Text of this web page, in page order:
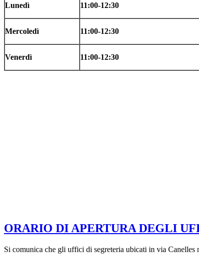
Lunedì 11:00-12:30
Mercoledì 11:00-12:30
Venerdì 11:00-12:30
ORARIO DI APERTURA DEGLI
Si comunica che gli uffici di segreteria ubicati in via Canelles